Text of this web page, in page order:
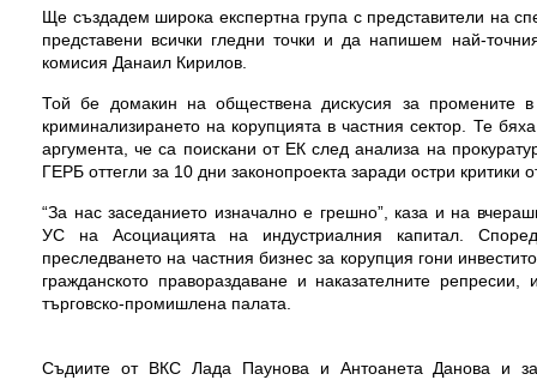
Ще създадем широка експертна група с представители на
представени всички гледни точки и да напишем най-
комисия Данаил Кирилов.
Той бе домакин на обществена дискусия за промените в
криминализирането на корупцията в частния сектор. Те
аргумента, че са поискани от ЕК след анализа на
ГЕРБ оттегли за 10 дни законопроекта заради остри критики
“За нас заседанието изначално е грешно”, каза и на
УС на Асоциацията на индустриалния капитал.
преследването на частния бизнес за корупция гони
гражданското правораздаване и наказателните
търговско-промишлена палата.
Съдиите от ВКС Лада Паунова и Антоанета Данова и